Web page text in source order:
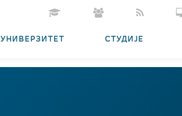
УНИВЕРЗИТЕТ СТУДИЈЕ